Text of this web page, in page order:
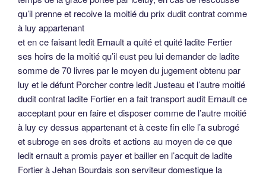
qu’il prenne et recoive la moitié du prix dudit contrat comme
à luy appartenant
et en ce faisant ledit Ernault a quité et quité ladite Fertier
ses hoirs de la moitié qu’il eust peu lui demander de ladite
somme de 70 livres par le moyen du jugement obtenu par
luy et le défunt Porcher contre ledit Justeau et l’autre moitié
dudit contrat ladite Fortier en a fait transport audit Ernault ce
acceptant pour en faire et disposer comme de l’autre moitié
à luy cy dessus appartenant et à ceste fin elle l’a subrogé
et subroge en ses droits et actions au moyen de ce que
ledit ernault a promis payer et bailler en l’acquit de ladite
Fortier à Jehan Bourdais son serviteur domestique la